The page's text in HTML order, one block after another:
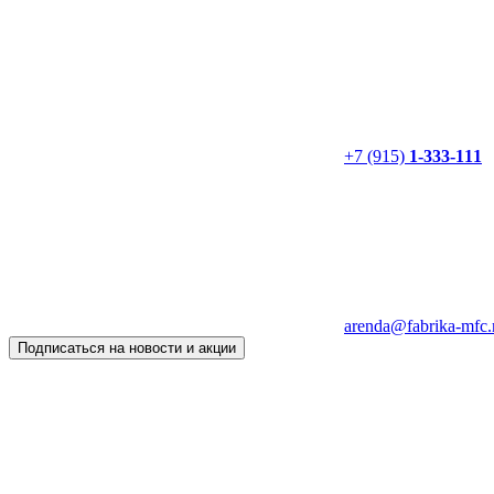
+7 (915) 1-333-111
arenda@fabrika-
Подписаться на новости и акции